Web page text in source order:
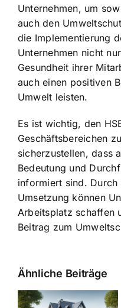
Unternehmen, um
auch den
die Implementierung
Unternehmen nicht
Gesundheit ihrer
auch einen positiven
Umwelt leisten.
Es ist wichtig, den
Geschäftsbereichen
sicherzustellen, dass
Bedeutung und
informiert sind. Durch
Umsetzung können
Arbeitsplatz schaffen
Beitrag zum
Ähnliche Beiträge
Bauzinsen